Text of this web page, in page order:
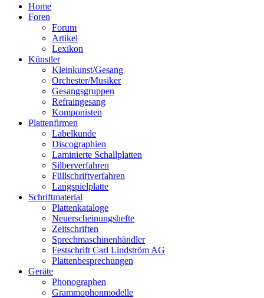
Home
Foren
Forum
Artikel
Lexikon
Künstler
Kleinkunst/Gesang
Orchester/Musiker
Gesangsgruppen
Refraingesang
Komponisten
Plattenfirmen
Labelkunde
Discographien
Laminierte Schallplatten
Silberverfahren
Füllschriftverfahren
Langspielplatte
Schriftmaterial
Plattenkataloge
Neuerscheinungshefte
Zeitschriften
Sprechmaschinenhändler
Festschrift Carl Lindström AG
Plattenbesprechungen
Geräte
Phonographen
Grammophonmodelle